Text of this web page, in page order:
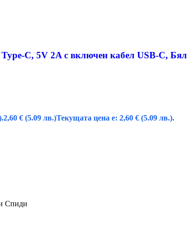
C, 5V 2A с включен кабел USB-C, Бял
2,60 € (5.09 лв.)Текущата цена е: 2,60 € (5.09 лв.).
Спиди